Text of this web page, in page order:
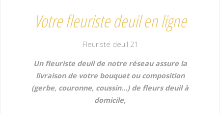
Votre fleuriste deuil en ligne
Fleuriste deuil 21
Un fleuriste deuil de notre réseau assure la
livraison de votre bouquet ou composition
(gerbe, couronne, coussin…) de fleurs deuil à
domicile,